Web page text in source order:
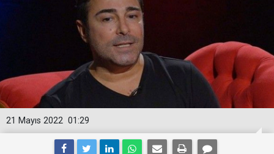
01:29
21 Mayıs 2022